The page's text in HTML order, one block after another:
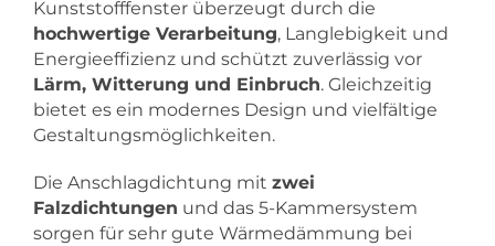
Kunststofffenster überzeugt durch die
hochwertige Verarbeitung, Langlebigkeit und
Energieeffizienz und schützt zuverlässig vor
Lärm, Witterung und Einbruch. Gleichzeitig
bietet es ein modernes Design und vielfältige
Gestaltungsmöglichkeiten.
Die Anschlagdichtung mit zwei
Falzdichtungen und das 5-Kammersystem
sorgen für sehr gute Wärmedämmung bei